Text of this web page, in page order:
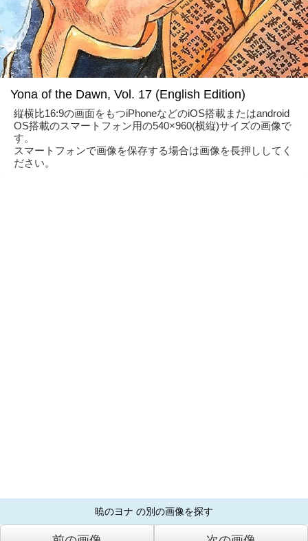
Yona of the Dawn, Vol. 17 (English Edition)
縦横比16:9の画面をもつiPhoneなどのiOS搭載またはandroid
OS搭載のスマートフォン用の540×960(横縦)サイズの画像で
す。
スマートフォンで画像を保存する場合は画像を長押ししてく
ださい。
暁のヨナ の別の画像を探す